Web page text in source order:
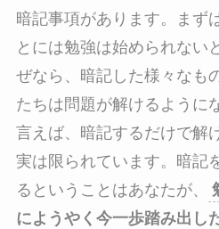
暗記事項があります。まず
とには勉強は始められない
ぜなら、暗記した様々なも
たちは問題が解けるように
言えば、暗記するだけで解
実は限られています。暗記
るということはあなたが、
にようやく今一歩踏み出し